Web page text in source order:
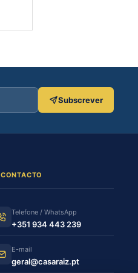
Subscrever
CONTACTO
Telefone / WhatsApp
+351 934 443 239
E-mail
geral@casaraiz.pt